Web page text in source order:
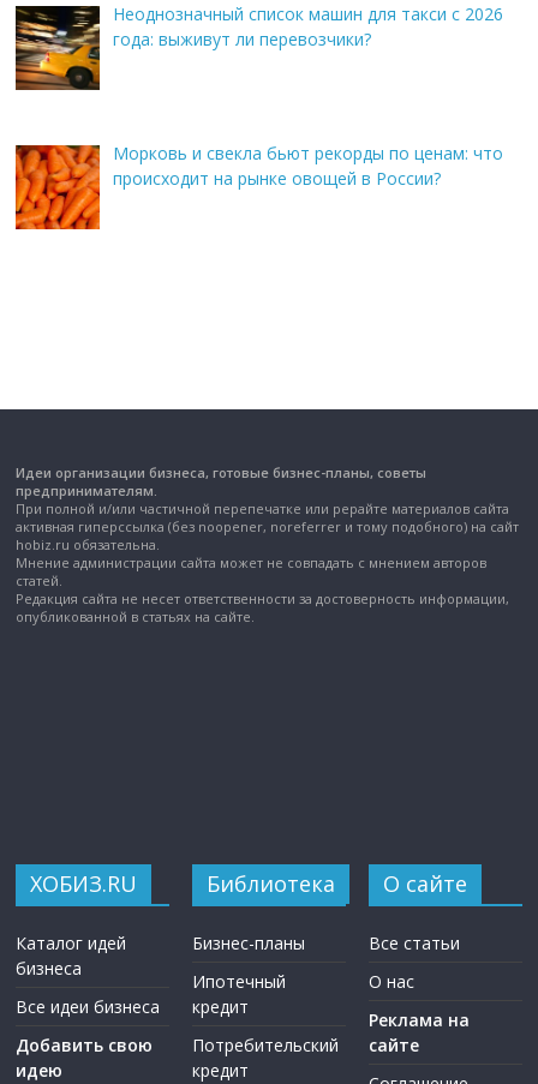
Неоднозначный список машин для такси с 2026
года: выживут ли перевозчики?
Морковь и свекла бьют рекорды по ценам: что
происходит на рынке овощей в России?
Идеи организации бизнеса, готовые бизнес-планы, советы
предпринимателям.
При полной и/или частичной перепечатке или рерайте материалов сайта
активная гиперссылка (без noopener, noreferrer и тому подобного) на сайт
hobiz.ru обязательна.
Мнение администрации сайта может не совпадать с мнением авторов
статей.
Редакция сайта не несет ответственности за достоверность информации,
опубликованной в статьях на сайте.
ХОБИЗ.RU
Каталог идей
бизнеса
Все идеи бизнеса
Добавить свою
идею
Библиотека
Бизнес-планы
Ипотечный
кредит
Потребительский
кредит
О сайте
Все статьи
О нас
Реклама на
сайте